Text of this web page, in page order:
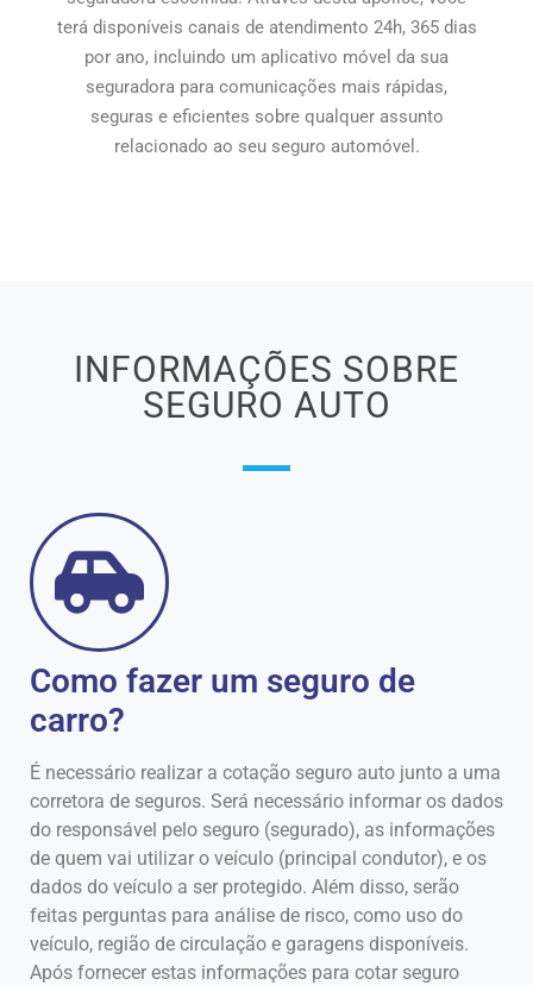
terá disponíveis canais de atendimento 24h, 365 dias
por ano, incluindo um aplicativo móvel da sua
seguradora para comunicações mais rápidas,
seguras e eficientes sobre qualquer assunto
relacionado ao seu seguro automóvel.
INFORMAÇÕES SOBRE
SEGURO AUTO
Como fazer um seguro de
carro?
É necessário realizar a cotação seguro auto junto a uma
corretora de seguros. Será necessário informar os dados
do responsável pelo seguro (segurado), as informações
de quem vai utilizar o veículo (principal condutor), e os
dados do veículo a ser protegido. Além disso, serão
feitas perguntas para análise de risco, como uso do
veículo, região de circulação e garagens disponíveis.
Após fornecer estas informações para cotar seguro